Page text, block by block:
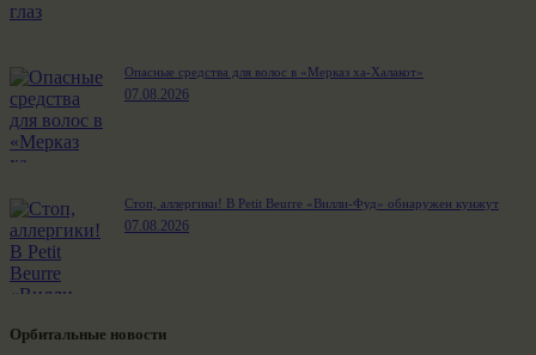
Опасные средства для волос в «Мерказ ха-Халакот»
07.08.2026
Стоп, аллергики! В Petit Beurre «Вилли-Фуд» обнаружен кунжут
07.08.2026
Орбитальные новости